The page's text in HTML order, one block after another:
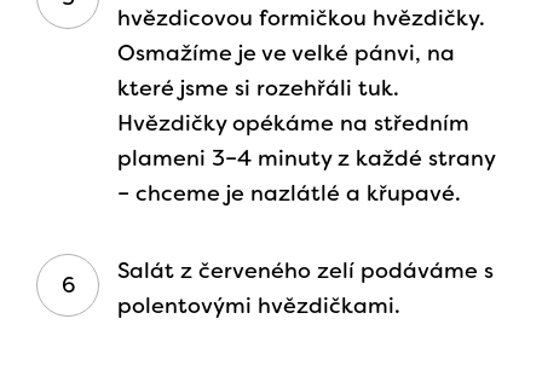
hvězdicovou formičkou hvězdičky.
Osmažíme je ve velké pánvi, na
které jsme si rozehřáli tuk.
Hvězdičky opékáme na středním
plameni 3–4 minuty z každé strany
– chceme je nazlátlé a křupavé.
Salát z červeného zelí podáváme s
polentovými hvězdičkami.